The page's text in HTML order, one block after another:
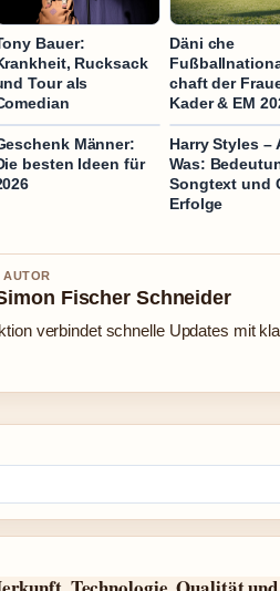
Bauer:
Rucksack
Tour als
Däni che
chaft der
Kader & EM
Männer:
besten Ideen für
Harry Styles –
Was:
Songtext und
Erfolge
AUTOR
Fischer Schneider
verbindet schnelle Updates mit